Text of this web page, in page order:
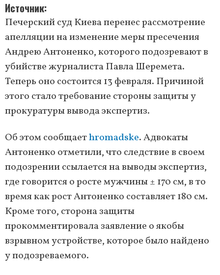
Источник
Печерский суд Киева перенес рассмотрение
апелляции на изменение меры пресечения
Андрею Антоненко, которого подозревают в
убийстве журналиста Павла Шеремета.
Теперь оно состоится 13 февраля. Причиной
этого стало требование стороны защиты у
прокуратуры вывода экспертиз.
Об этом сообщаетhromadske. Адвокаты
Антоненко отметили, что следствие в своем
подозрении ссылается на выводы экспертиз,
где говорится о росте мужчины ± 170 см, в то
время как рост Антоненко составляет 180 см.
Кроме того, сторона защиты
прокомментировала заявление о якобы
взрывном устройстве, которое было найдено
у подозреваемого.